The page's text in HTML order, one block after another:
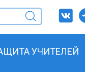
УЧИТЕЛЕЙ